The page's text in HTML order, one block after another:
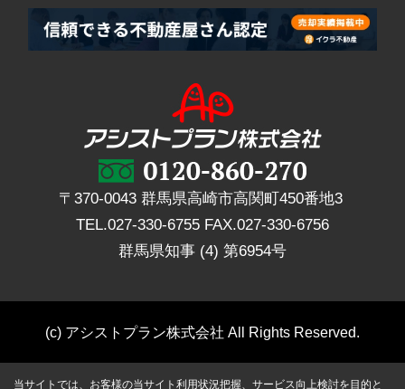
〒370-0043 群馬県高崎市高関町450番地3
TEL.027-330-6755 FAX.027-330-6756
群馬県知事 (4) 第6954号
(c) アシストプラン株式会社 All Rights Reserved.
当サイトでは、お客様の当サイト利用状況把握、サービス向上検討を目的と